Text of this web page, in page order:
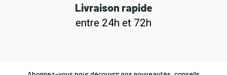
Livraison rapide
entre 24h et 72h